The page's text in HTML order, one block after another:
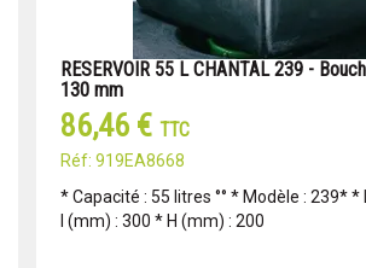
RESERVOIR 55 L CHANTAL 239 -
130 mm
86,46 € TTC
Réf: 919EA8668
* Capacité : 55 litres °° * Modèle : 239*
l (mm) : 300 * H (mm) : 200